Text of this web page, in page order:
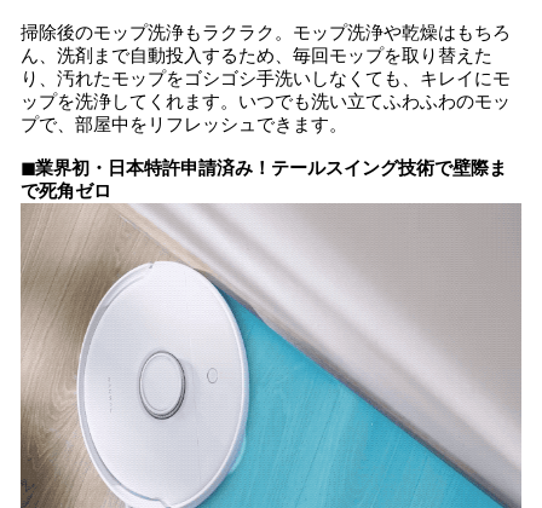
掃除後のモップ洗浄もラクラク。モップ洗浄や乾燥はもちろ
ん、洗剤まで自動投入するため、毎回モップを取り替えた
り、汚れたモップをゴシゴシ手洗いしなくても、キレイにモ
ップを洗浄してくれます。いつでも洗い立てふわふわのモッ
プで、部屋中をリフレッシュできます。
◼業界初・日本特許申請済み！テールスイング技術で壁際ま
で死角ゼロ​​